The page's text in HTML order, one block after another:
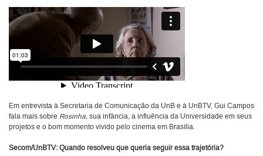
Em entrevista à Secretaria de Comunicação da UnB e à UnBTV, Gui Campos
fala mais sobre Rosinha, sua infância, a influência da Universidade em seus
projetos e o bom momento vivido pelo cinema em Brasília.
Secom/UnBTV: Quando resolveu que queria seguir essa trajetória?